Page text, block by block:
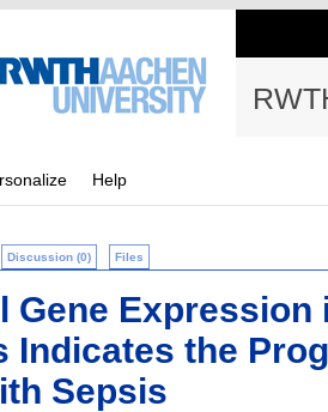
Help
Discussion (0) Files
Gene Expression
Indicates the
Sepsis